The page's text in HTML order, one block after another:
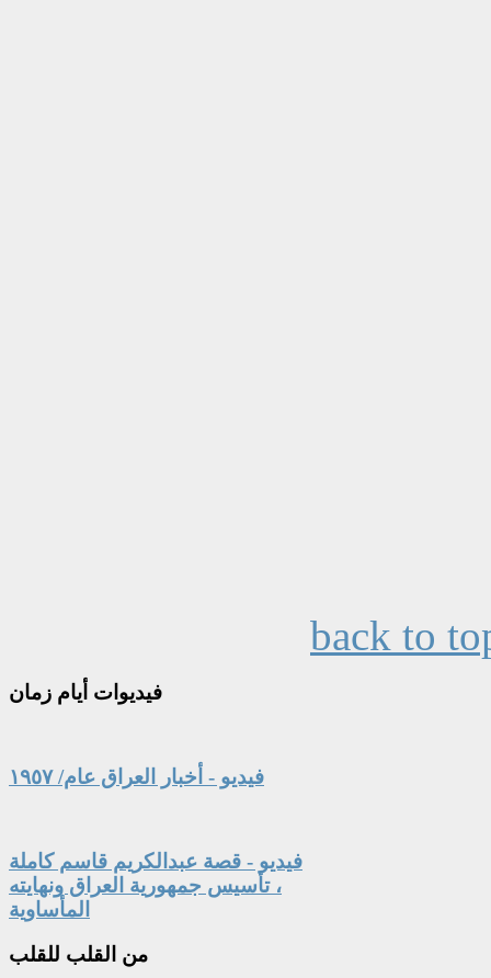
back to
فيديوات أيام زمان
فيديو - أخبار العراق عام/ ١٩٥٧
فيديو - قصة عبدالكريم قاسم كاملة
، تأسيس جمهورية العراق ونهايته
المأساوية
من القلب للقلب